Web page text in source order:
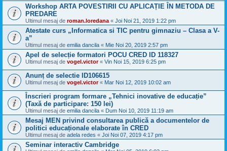
Workshop ARTA POVESTIRII CU APLICAȚIE ÎN METODA DE
PREDARE
Ultimul mesaj de roman.loredana « Joi Noi 21, 2019 1:22 pm
Atestate curs „Informatica si TIC pentru gimnaziu – Clasa a V-
a”
Ultimul mesaj de emilia dancila « Mie Noi 20, 2019 2:57 pm
Apel de selecție formatori POCU CRED ID 118327
Ultimul mesaj de vogel.victor« Vin Noi 15, 2019 6:25 pm
Anunț de selectie ID106615
Ultimul mesaj de vogel.victor« Mar Noi 12, 2019 10:02 am
Înscrieri program formare „Tehnici inovative de educație”
(Taxă de participare: 150 lei)
Ultimul mesaj de emilia dancila « Dum Noi 10, 2019 11:19 am
Mesaj MEN privind consultarea publică a documentelor de
politici educaționale elaborate în CRED
Ultimul mesaj de adela redes « Joi Noi 07, 2019 4:17 pm
Seminar interactiv Cambridge